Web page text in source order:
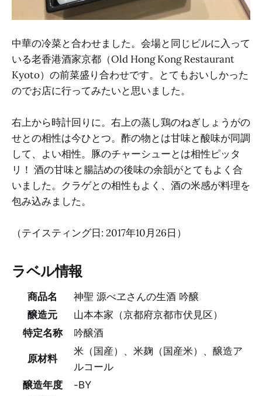
中華の冷菜と合わせました。会場と同じビルに入って
いる老香港酒家京都（Old Hong Kong Restaurant
Kyoto）の前菜盛り合わせです。とてもおいしかった
のでお店に行ってみたいと思いました。
右上から時計回りに。右上の蒸し鶏のねぎしょうがの
せとの相性は今ひとつ。酢の物とは甘味と酸味が同調
して、よい相性。豚のチャーシューとは相性ピッタ
リ！ 酒の甘味と腸詰めの後味の余韻がとてもよく合
いました。クラゲとの相性もよく、酒の米感が料理を
包み込みました。
（テイスティング日: 2017年10月26日）
ラベル情報
商品名
神聖 源べヱさんの生酒 吟醸
醸造元
山本本家（京都府京都市伏見区）
特定名称
吟醸酒
原材料
米（国産）、米麹（国産米）、醸造ア
ルコール
醸造年度
-BY